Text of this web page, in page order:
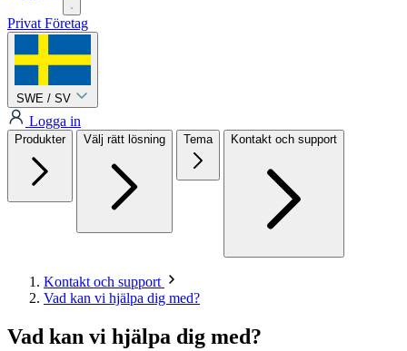
Privat Företag
SWE / SV
Logga in
Produkter Välj rätt lösning Tema Kontakt och support
Kontakt och support
Vad kan vi hjälpa dig med?
Vad kan vi hjälpa dig med?